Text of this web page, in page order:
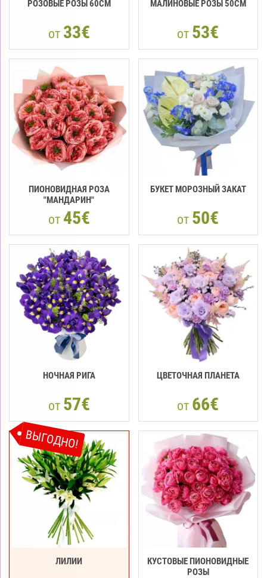
РОЗОВЫЕ РОЗЫ 60CM
от 33€
МАЛИНОВЫЕ РОЗЫ 50CM
от 53€
ПИОНОВИДНАЯ РОЗА
"МАНДАРИН"
от 45€
БУКЕТ МОРОЗНЫЙ ЗАКАТ
от 50€
НОЧНАЯ РИГА
от 57€
ЦВЕТОЧНАЯ ПЛАНЕТА
от 66€
ВЫГОДНО!
ЛИЛИИ
КУСТОВЫЕ ПИОНОВИДНЫЕ
РОЗЫ